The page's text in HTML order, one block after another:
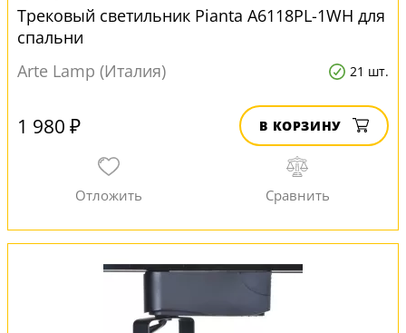
Трековый светильник Pianta A6118PL-1WH для
спальни
Arte Lamp (Италия)
21 шт.
1 980 ₽ В КОРЗИНУ